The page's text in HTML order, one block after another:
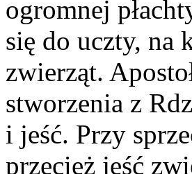
ogromnej
się do uczty, na
zwierząt.
stworzenia z
i jeść. Przy
przecież jeść